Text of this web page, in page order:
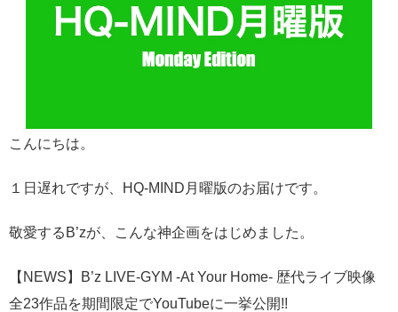
こんにちは。
１日遅れですが、HQ-MIND月曜版のお届けです。
敬愛するB’zが、こんな神企画をはじめました。
【NEWS】B’z LIVE-GYM -At Your Home- 歴代ライブ映像
全23作品を期間限定でYouTubeに一挙公開!!